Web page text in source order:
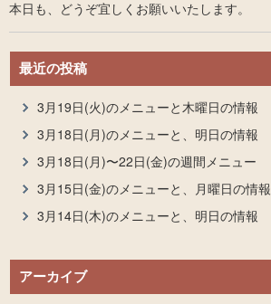
本日も、どうぞ宜しくお願いいたします。
最近の投稿
3月19日(火)のメニューと木曜日の情報
3月18日(月)のメニューと、明日の情報
3月18日(月)〜22日(金)の週間メニュー
3月15日(金)のメニューと、月曜日の情報
3月14日(木)のメニューと、明日の情報
アーカイブ